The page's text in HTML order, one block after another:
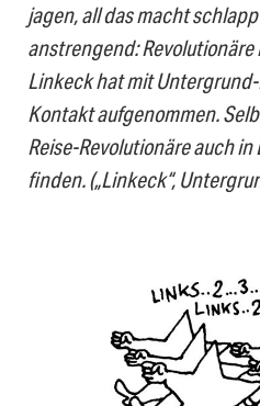
jagen, all das macht
anstrengend:
Linkeck hat mit
Kontakt aufgenommen.
Reise-Revolutionäre auch
finden.(„Linkeck“,